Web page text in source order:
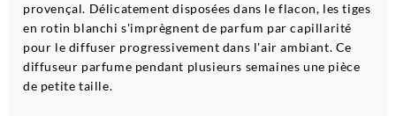
provençal. Délicatement disposées dans le flacon, les tiges
en rotin blanchi s'imprègnent de parfum par capillarité
pour le diffuser progressivement dans l'air ambiant. Ce
diffuseur parfume pendant plusieurs semaines une pièce
de petite taille.